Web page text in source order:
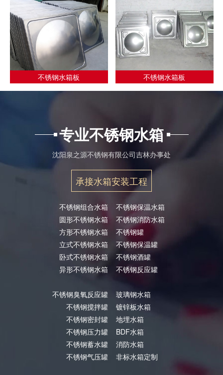
不锈钢水箱板 不锈钢水箱板
专业不锈钢水箱
沈阳泉之源不锈钢有限公司吉林办事处
承接水箱安装工程
不锈钢组合水箱
圆形不锈钢水箱
方形不锈钢水箱
立式不锈钢水箱
卧式不锈钢水箱
异形不锈钢水箱
不锈钢臭氧反应罐
不锈钢搅拌罐
不锈钢密封罐
不锈钢压力罐
不锈钢蓄水罐
不锈钢气压罐
不锈钢保温水箱
不锈钢消防水箱
不锈钢罐
不锈钢保温罐
不锈钢酒罐
不锈钢反应罐
玻璃钢水箱
镀锌板水箱
地埋水箱
BDF水箱
消防水箱
非标水箱定制